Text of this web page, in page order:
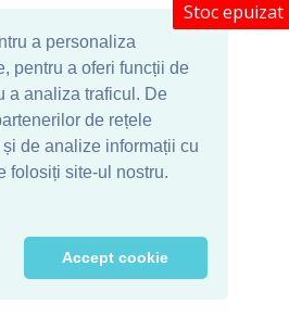
a personaliza
pentru a oferi funcții de
a analiza traficul. De
de rețele
de analize informații cu
folosiți site-ul nostru.
Accept cookie
Stoc epuizat